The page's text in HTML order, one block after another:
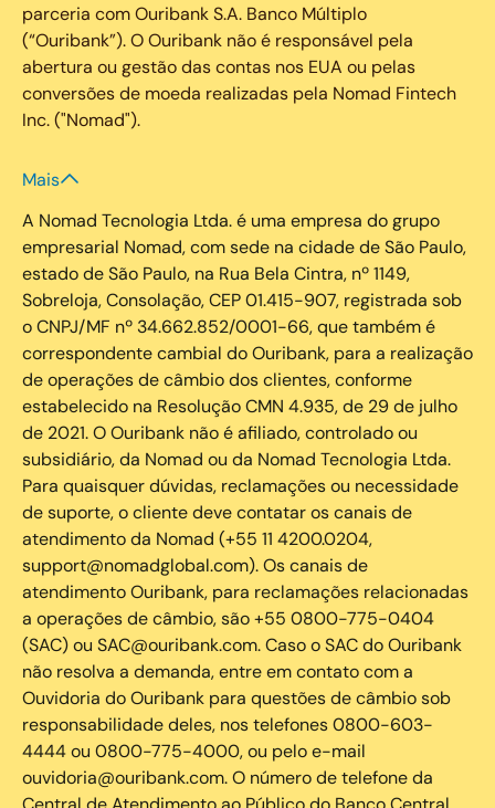
parceria com Ouribank S.A. Banco Múltiplo
(“Ouribank”). O Ouribank não é responsável pela
abertura ou gestão das contas nos EUA ou pelas
conversões de moeda realizadas pela Nomad Fintech
Inc. ("Nomad").
Mais
A Nomad Tecnologia Ltda. é uma empresa do grupo
empresarial Nomad, com sede na cidade de São Paulo,
estado de São Paulo, na Rua Bela Cintra, nº 1149,
Sobreloja, Consolação, CEP 01.415-907, registrada sob
o CNPJ/MF nº 34.662.852/0001-66, que também é
correspondente cambial do Ouribank, para a realização
de operações de câmbio dos clientes, conforme
estabelecido na Resolução CMN 4.935, de 29 de julho
de 2021. O Ouribank não é afiliado, controlado ou
subsidiário, da Nomad ou da Nomad Tecnologia Ltda.
Para quaisquer dúvidas, reclamações ou necessidade
de suporte, o cliente deve contatar os canais de
atendimento da Nomad (+55 11 4200.0204,
support@nomadglobal.com). Os canais de
atendimento Ouribank, para reclamações relacionadas
a operações de câmbio, são +55 0800-775-0404
(SAC) ou SAC@ouribank.com. Caso o SAC do Ouribank
não resolva a demanda, entre em contato com a
Ouvidoria do Ouribank para questões de câmbio sob
responsabilidade deles, nos telefones 0800-603-
4444 ou 0800-775-4000, ou pelo e-mail
ouvidoria@ouribank.com. O número de telefone da